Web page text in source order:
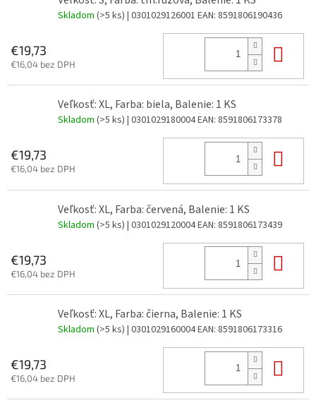
Skladom (>5 ks) | 0301029126001 EAN: 8591806190436
€19,73
€16,04 bez DPH
Veľkosť: XL, Farba: biela, Balenie: 1 KS
Skladom (>5 ks) | 0301029180004EAN: 8591806173378
€19,73
€16,04 bez DPH
Veľkosť: XL, Farba: červená, Balenie: 1 KS
Skladom (>5 ks) | 0301029120004EAN: 8591806173439
€19,73
€16,04 bez DPH
Veľkosť: XL, Farba: čierna, Balenie: 1 KS
Skladom (>5 ks) | 0301029160004EAN: 8591806173316
€19,73
€16,04 bez DPH